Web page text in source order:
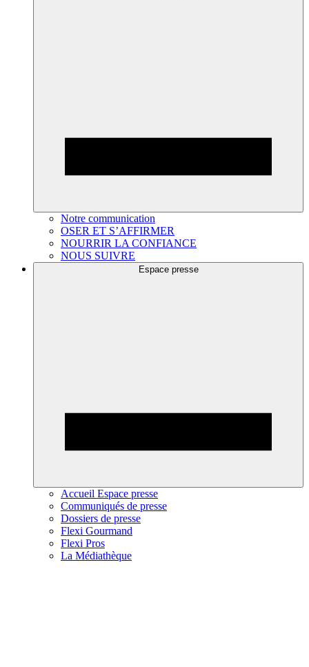
Notre communication
OSER ET S’AFFIRMER
NOURRIR LA CONFIANCE
NOUS SUIVRE
Espace presse
Accueil Espace presse
Communiqués de presse
Dossiers de presse
Flexi Gourmand
Flexi Pros
La Médiathèque